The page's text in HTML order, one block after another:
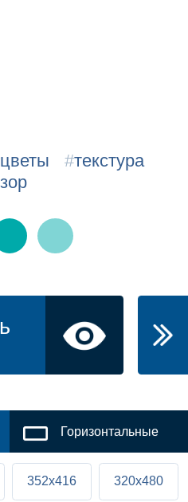
цветы #текстура
Горизонтальные
352x416 320x480